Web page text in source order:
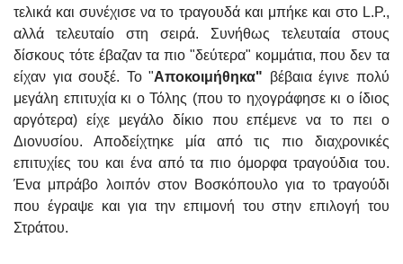
τελικά και συνέχισε να το τραγουδά και μπήκε και στο L.P.,
αλλά τελευταίο στη σειρά. Συνήθως τελευταία στους
δίσκους τότε έβαζαν τα πιο "δεύτερα" κομμάτια, που δεν τα
είχαν για σουξέ. Το "Αποκοιμήθηκα" βέβαια έγινε πολύ
μεγάλη επιτυχία κι ο Τόλης (που το ηχογράφησε κι ο ίδιος
αργότερα) είχε μεγάλο δίκιο που επέμενε να το πει ο
Διονυσίου. Αποδείχτηκε μία από τις πιο διαχρονικές
επιτυχίες του και ένα από τα πιο όμορφα τραγούδια του.
Ένα μπράβο λοιπόν στον Βοσκόπουλο για το τραγούδι
που έγραψε και για την επιμονή του στην επιλογή του
Στράτου.